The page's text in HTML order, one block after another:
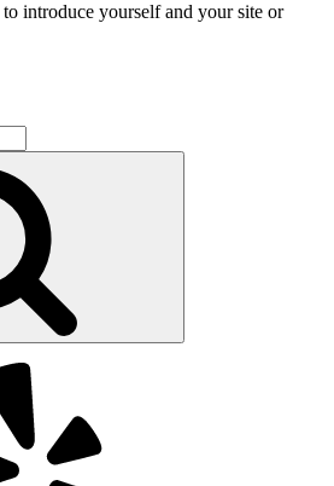
introduce yourself and your site or